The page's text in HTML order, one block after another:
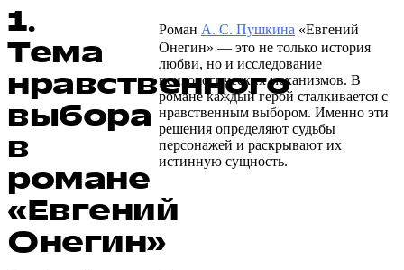
1.
Тема
нравственного
выбора
в
романе
«Евгений
Онегин»
Роман А. С. Пушкина «Евгений
Онегин» — это не только история
любви, но и исследование
психологических механизмов. В
романе каждый герой сталкивается с
нравственным выбором. Именно эти
решения определяют судьбы
персонажей и раскрывают их
истинную сущность.